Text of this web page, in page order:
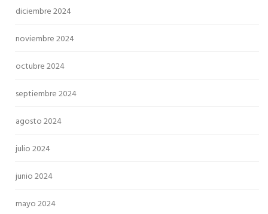
diciembre 2024
noviembre 2024
octubre 2024
septiembre 2024
agosto 2024
julio 2024
junio 2024
mayo 2024